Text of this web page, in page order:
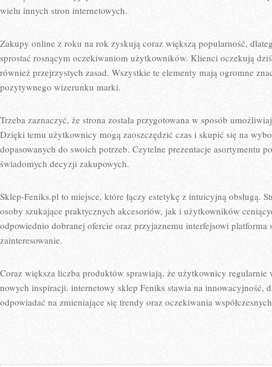
wielu innych stron internetowych.
Zakupy online z roku na rok zyskują coraz większą popularność,
sprostać rosnącym oczekiwaniom użytkowników. Klienci oczekują
również przejrzystych zasad. Wszystkie te elementy mają ogromne
pozytywnego wizerunku marki.
Trzeba zaznaczyć, że strona została przygotowana w sposób
Dzięki temu użytkownicy mogą zaoszczędzić czas i skupić się na
dopasowanych do swoich potrzeb. Czytelne prezentacje asortymentu
świadomych decyzji zakupowych.
Sklep-Feniks.pl to miejsce, które łączy estetykę z intuicyjną obsługą.
osoby szukające praktycznych akcesoriów, jak i użytkowników
odpowiednio dobranej ofercie oraz przyjaznemu interfejsowi platforma
zainteresowanie.
Coraz większa liczba produktów sprawiają, że użytkownicy regularnie
nowych inspiracji. internetowy sklep Feniks stawia na innowacyjność,
odpowiadać na zmieniające się trendy oraz oczekiwania